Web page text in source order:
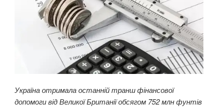
Україна отримала останній транш фінансової
допомоги від Великої Британії обсягом 752 млн фунтів